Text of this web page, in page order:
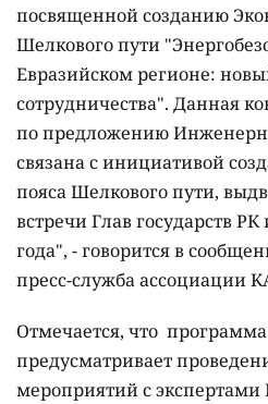
посвященной созданию
Шелкового пути
Евразийском регионе:
сотрудничества". Данная
по предложению
связана с инициативой
пояса Шелкового пути,
встречи Глав государств
года", - говорится в
пресс-служба ассоциации
Отмечается, что
предусматривает
мероприятий с